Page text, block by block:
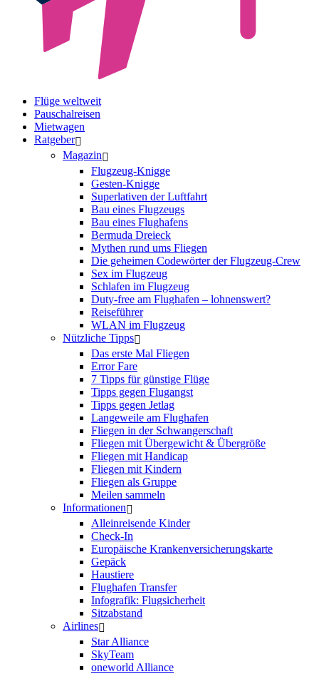
Flüge weltweit
Pauschalreisen
Mietwagen
Ratgeber
Magazin
Flugzeug-Knigge
Gesten-Knigge
Superlativen der Luftfahrt
Bau eines Flugzeugs
Bau eines Flughafens
Bermuda Dreieck
Mythen rund ums Fliegen
Die geheimen Codewörter der Flugzeug-Crew
Sex im Flugzeug
Schlafen im Flugzeug
Duty-free am Flughafen – lohnenswert?
Reiseführer
WLAN im Flugzeug
Nützliche Tipps
Das erste Mal Fliegen
Error Fare
7 Tipps für günstige Flüge
Tipps gegen Flugangst
Tipps gegen Jetlag
Langeweile am Flughafen
Fliegen in der Schwangerschaft
Fliegen mit Übergewicht & Übergröße
Fliegen mit Handicap
Fliegen mit Kindern
Fliegen als Gruppe
Meilen sammeln
Informationen
Alleinreisende Kinder
Check-In
Europäische Krankenversicherungskarte
Gepäck
Haustiere
Flughafen Transfer
Infografik: Flugsicherheit
Sitzabstand
Airlines
Star Alliance
SkyTeam
oneworld Alliance